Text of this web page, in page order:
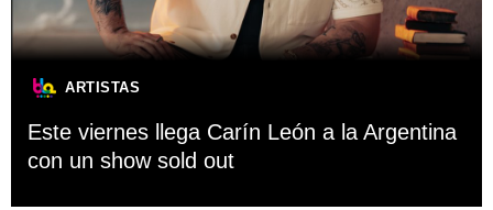
ARTISTAS
Este viernes llega Carín León a la Argentina
con un show sold out